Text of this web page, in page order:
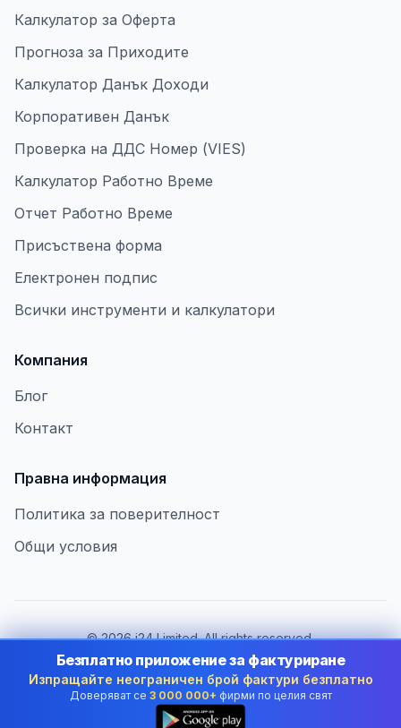
Калкулатор за Оферта
Прогноза за Приходите
Калкулатор Данък Доходи
Корпоративен Данък
Проверка на ДДС Номер (VIES)
Калкулатор Работно Време
Отчет Работно Време
Присъствена форма
Електронен подпис
Всички инструменти и калкулатори
Компания
Блог
Контакт
Правна информация
Политика за поверителност
Общи условия
©2026i24 Limited. All rights reserved.
В услуга на бизнеса в Bulgaria
Смяна на държава:
Bulgaria
Безплатно приложение за фактуриране
Изпращайте неограничен брой фактури безплатно
Доверяват се 3 000 000+ фирми по целия свят